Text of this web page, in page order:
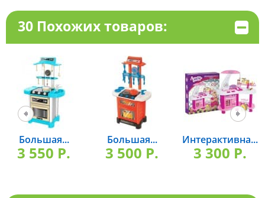
30 Похожих товаров:
Большая...
3 550 P.
Большая...
3 500 P.
Интерактивна...
3 300 P.